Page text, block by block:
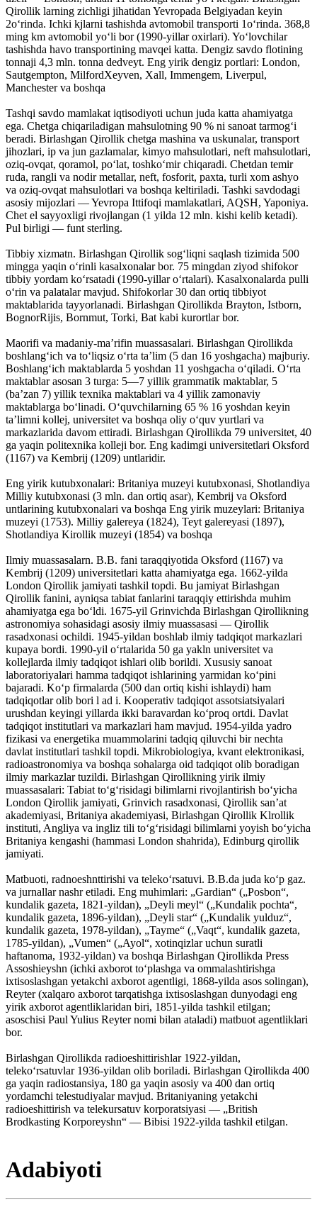
Qirollik larning zichligi jihatidan Yevropada Belgiyadan keyin
2oʻrinda. Ichki kjlarni tashishda avtomobil transporti 1oʻrinda. 368,8
ming km avtomobil yoʻli bor (1990-yillar oxirlari). Yoʻlovchilar
tashishda havo transportining mavqei katta. Dengiz savdo flotining
tonnaji 4,3 mln. tonna dedveyt. Eng yirik dengiz portlari: London,
Sautgempton, MilfordXeyven, Xall, Immengem, Liverpul,
Manchester va boshqa
Tashqi savdo mamlakat iqtisodiyoti uchun juda katta ahamiyatga
ega. Chetga chiqariladigan mahsulotning 90 % ni sanoat tarmogʻi
beradi. Birlashgan Qirollik chetga mashina va uskunalar, transport
jihozlari, ip va jun gazlamalar, kimyo mahsulotlari, neft mahsulotlari,
oziq-ovqat, qoramol, poʻlat, toshkoʻmir chiqaradi. Chetdan temir
ruda, rangli va nodir metallar, neft, fosforit, paxta, turli xom ashyo
va oziq-ovqat mahsulotlari va boshqa keltiriladi. Tashki savdodagi
asosiy mijozlari — Yevropa Ittifoqi mamlakatlari, AQSH, Yaponiya.
Chet el sayyoxligi rivojlangan (1 yilda 12 mln. kishi kelib ketadi).
Pul birligi — funt sterling.
Tibbiy xizmatn. Birlashgan Qirollik sogʻliqni saqlash tizimida 500
mingga yaqin oʻrinli kasalxonalar bor. 75 mingdan ziyod shifokor
tibbiy yordam koʻrsatadi (1990-yillar oʻrtalari). Kasalxonalarda pulli
oʻrin va palatalar mavjud. Shifokorlar 30 dan ortiq tibbiyot
maktablarida tayyorlanadi. Birlashgan Qirollikda Brayton, Istborn,
BognorRijis, Bornmut, Torki, Bat kabi kurortlar bor.
Maorifi va madaniy-maʼrifin muassasalari. Birlashgan Qirollikda
boshlangʻich va toʻliqsiz oʻrta taʼlim (5 dan 16 yoshgacha) majburiy.
Boshlangʻich maktablarda 5 yoshdan 11 yoshgacha oʻqiladi. Oʻrta
maktablar asosan 3 turga: 5—7 yillik grammatik maktablar, 5
(baʼzan 7) yillik texnika maktablari va 4 yillik zamonaviy
maktablarga boʻlinadi. Oʻquvchilarning 65 % 16 yoshdan keyin
taʼlimni kollej, universitet va boshqa oliy oʻquv yurtlari va
markazlarida davom ettiradi. Birlashgan Qirollikda 79 universitet, 40
ga yaqin politexnika kolleji bor. Eng kadimgi universitetlari Oksford
(1167) va Kembrij (1209) untlaridir.
Eng yirik kutubxonalari: Britaniya muzeyi kutubxonasi, Shotlandiya
Milliy kutubxonasi (3 mln. dan ortiq asar), Kembrij va Oksford
untlarining kutubxonalari va boshqa Eng yirik muzeylari: Britaniya
muzeyi (1753). Milliy galereya (1824), Teyt galereyasi (1897),
Shotlandiya Kirollik muzeyi (1854) va boshqa
Ilmiy muassasalarn. B.B. fani taraqqiyotida Oksford (1167) va
Kembrij (1209) universitetlari katta ahamiyatga ega. 1662-yilda
London Qirollik jamiyati tashkil topdi. Bu jamiyat Birlashgan
Qirollik fanini, ayniqsa tabiat fanlarini taraqqiy ettirishda muhim
ahamiyatga ega boʻldi. 1675-yil Grinvichda Birlashgan Qirollikning
astronomiya sohasidagi asosiy ilmiy muassasasi — Qirollik
rasadxonasi ochildi. 1945-yildan boshlab ilmiy tadqiqot markazlari
kupaya bordi. 1990-yil oʻrtalarida 50 ga yakln universitet va
kollejlarda ilmiy tadqiqot ishlari olib borildi. Xususiy sanoat
laboratoriyalari hamma tadqiqot ishlarining yarmidan koʻpini
bajaradi. Koʻp firmalarda (500 dan ortiq kishi ishlaydi) ham
tadqiqotlar olib bori l ad i. Kooperativ tadqiqot assotsiatsiyalari
urushdan keyingi yillarda ikki baravardan koʻproq ortdi. Davlat
tadqiqot institutlari va markazlari ham mavjud. 1954-yilda yadro
fizikasi va energetika muammolarini tadqiq qiluvchi bir nechta
davlat institutlari tashkil topdi. Mikrobiologiya, kvant elektronikasi,
radioastronomiya va boshqa sohalarga oid tadqiqot olib boradigan
ilmiy markazlar tuzildi. Birlashgan Qirollikning yirik ilmiy
muassasalari: Tabiat toʻgʻrisidagi bilimlarni rivojlantirish boʻyicha
London Qirollik jamiyati, Grinvich rasadxonasi, Qirollik sanʼat
akademiyasi, Britaniya akademiyasi, Birlashgan Qirollik Klrollik
instituti, Angliya va ingliz tili toʻgʻrisidagi bilimlarni yoyish boʻyicha
Britaniya kengashi (hammasi London shahrida), Edinburg qirollik
jamiyati.
Matbuoti, radnoeshnttirishi va telekoʻrsatuvi. B.B.da juda koʻp gaz.
va jurnallar nashr etiladi. Eng muhimlari: „Gardian“ („Posbon“,
kundalik gazeta, 1821-yildan), „Deyli meyl“ („Kundalik pochta“,
kundalik gazeta, 1896-yildan), „Deyli star“ („Kundalik yulduz“,
kundalik gazeta, 1978-yildan), „Tayme“ („Vaqt“, kundalik gazeta,
1785-yildan), „Vumen“ („Ayol“, xotinqizlar uchun suratli
haftanoma, 1932-yildan) va boshqa Birlashgan Qirollikda Press
Assoshieyshn (ichki axborot toʻplashga va ommalashtirishga
ixtisoslashgan yetakchi axborot agentligi, 1868-yilda asos solingan),
Reyter (xalqaro axborot tarqatishga ixtisoslashgan dunyodagi eng
yirik axborot agentliklaridan biri, 1851-yilda tashkil etilgan;
asoschisi Paul Yulius Reyter nomi bilan ataladi) matbuot agentliklari
bor.
Birlashgan Qirollikda radioeshittirishlar 1922-yildan,
telekoʻrsatuvlar 1936-yildan olib boriladi. Birlashgan Qirollikda 400
ga yaqin radiostansiya, 180 ga yaqin asosiy va 400 dan ortiq
yordamchi telestudiyalar mavjud. Britaniyaning yetakchi
radioeshittirish va telekursatuv korporatsiyasi — „British
Brodkasting Korporeyshn“ — Bibisi 1922-yilda tashkil etilgan.
Adabiyoti